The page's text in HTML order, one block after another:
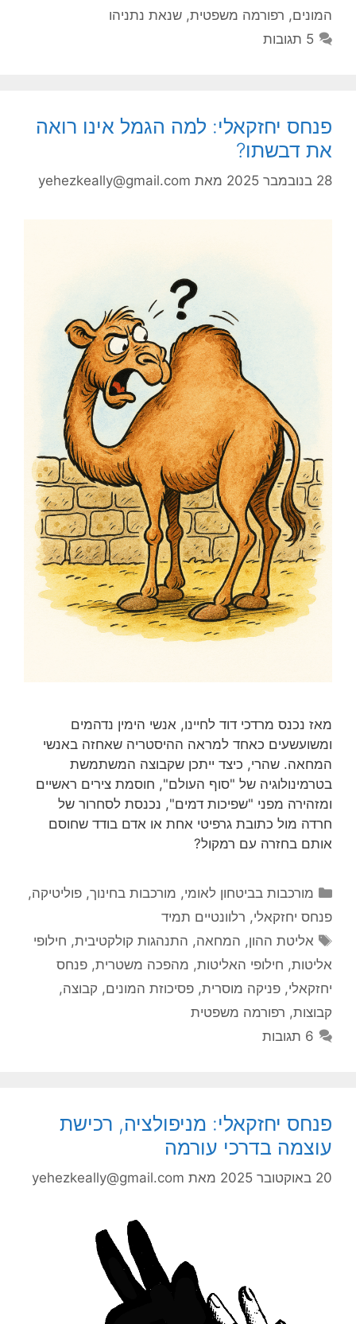
המונים, רפורמה משפטית, שנאת נתניהו
5 תגובות
פנחס יחזקאלי: למה הגמל אינו רואה
את דבשתו?
28 בנובמבר 2025 מאת yehezkeally@gmail.com
מאז נכנס מרדכי דוד לחיינו, אנשי הימין נדהמים
ומשועשעים כאחד למראה ההיסטריה שאחזה באנשי
המחאה. שהרי, כיצד ייתכן שקבוצה המשתמשת
בטרמינולוגיה של "סוף העולם", חוסמת צירים ראשיים
ומזהירה מפני "שפיכות דמים", נכנסת לסחרור של
חרדה מול כתובת גרפיטי אחת או אדם בודד שחוסם
אותם בחזרה עם רמקול?
קטגוריות
מורכבות בביטחון לאומי, מורכבות בחינוך,פוליטיקה,
פנחס יחזקאלי, רלוונטיים תמיד
תגיות
אליטת ההון, המחאה, התנהגות קולקטיבית, חילופי
אליטות, חילופי האליטות, מהפכה משטרית, פנחס
יחזקאלי, פניקה מוסרית, פסיכוזת המונים, קבוצה,
קבוצות, רפורמה משפטית
6 תגובות
פנחס יחזקאלי: מניפולציה, רכישת
עוצמה בדרכי עורמה
20 באוקטובר 2025 מאת yehezkeally@gmail.com